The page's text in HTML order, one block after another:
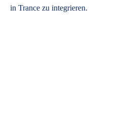
in Trance zu integrieren.